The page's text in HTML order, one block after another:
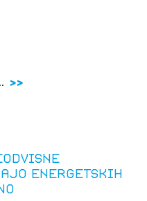
energetskih